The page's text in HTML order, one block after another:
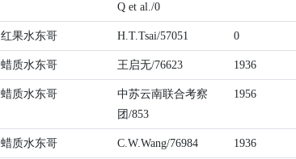
Q et al./0
红果水东哥 H.T.Tsai/57051 0
蜡质水东哥 王启无/76623 1936
蜡质水东哥
中苏云南联合考察
团/853
1956
蜡质水东哥 C.W.Wang/76984 1936